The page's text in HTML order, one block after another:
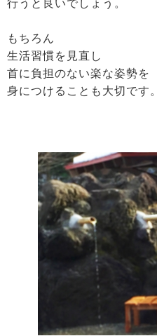
行うと良いでしょう。
もちろん
生活習慣を見直し
首に負担のない楽な姿勢を
身につけることも大切です。